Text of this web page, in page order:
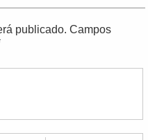
publicado. Campos